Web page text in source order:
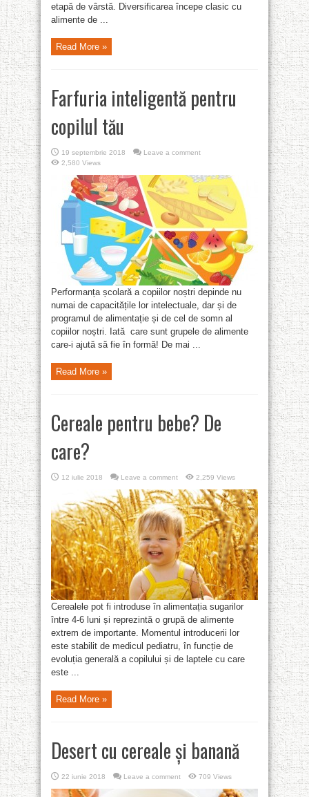
etapă de vârstă. Diversificarea începe clasic cu
alimente de ...
Read More »
Farfuria inteligentă pentru
copilul tău
19 septembrie 2018
Leave a comment
2,580 Views
Performanța școlară a copiilor noștri depinde nu
numai de capacitățile lor intelectuale, dar și de
programul de alimentație și de cel de somn al
copiilor noștri. Iată care sunt grupele de alimente
care-i ajută să fie în formă! De mai ...
Read More »
Cereale pentru bebe? De
care?
12 iulie 2018 Leave a comment 2,259 Views
Cerealele pot fi introduse în alimentația sugarilor
între 4-6 luni și reprezintă o grupă de alimente
extrem de importante. Momentul introducerii lor
este stabilit de medicul pediatru, în funcție de
evoluția generală a copilului și de laptele cu care
este ...
Read More »
Desert cu cereale și banană
22 iunie 2018 Leave a comment 709 Views